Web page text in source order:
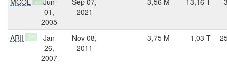
01,
2005
2021
ARII Q4
Jan
26,
2007
Nov 08,
2011
3,75 M 1,03 T